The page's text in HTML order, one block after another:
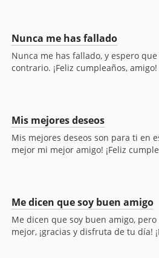
Nunca me has fallado
Nunca me has fallado, y espero
contrario. ¡Feliz cumpleaños, amigo!
Mis mejores deseos
Mis mejores deseos son para ti en
mejor mi mejor amigo! ¡Feliz
Me dicen que soy buen amigo
Me dicen que soy buen amigo,
mejor, ¡gracias y disfruta de tu día!